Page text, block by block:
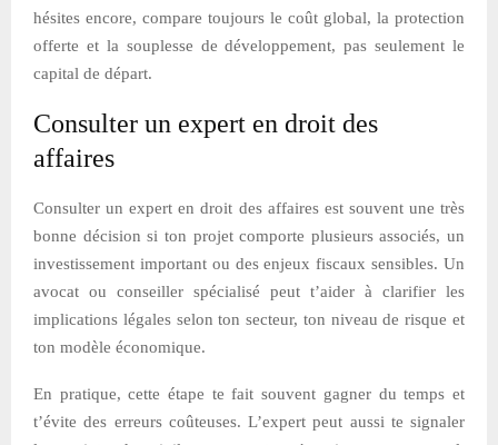
hésites encore, compare toujours le coût global, la protection
offerte et la souplesse de développement, pas seulement le
capital de départ.
Consulter un expert en droit des
affaires
Consulter un expert en droit des affaires est souvent une très
bonne décision si ton projet comporte plusieurs associés, un
investissement important ou des enjeux fiscaux sensibles. Un
avocat ou conseiller spécialisé peut t’aider à clarifier les
implications légales selon ton secteur, ton niveau de risque et
ton modèle économique.
En pratique, cette étape te fait souvent gagner du temps et
t’évite des erreurs coûteuses. L’expert peut aussi te signaler